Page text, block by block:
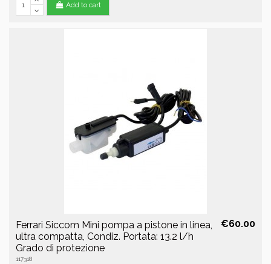
Add to cart
Ferrari Siccom Mini pompa a pistone in linea,
ultra compatta, Condiz. Portata: 13.2 l/h
Grado di protezione
117318
€60.00